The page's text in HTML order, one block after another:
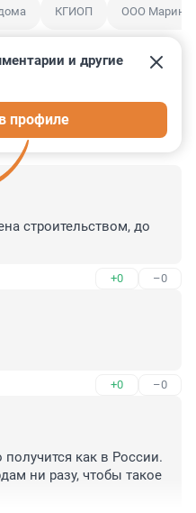
КГИОП ООО Марина
и другие
профиле
строительством, до
+0 –0
+0 –0
как в России.
ни разу, чтобы такое